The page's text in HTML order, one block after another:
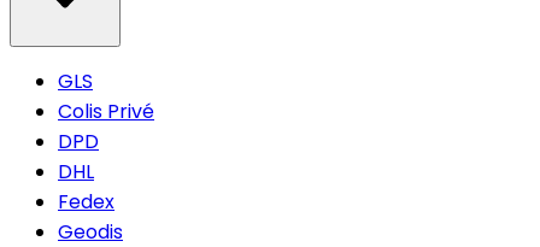
GLS
Colis Privé
DPD
DHL
Fedex
Geodis